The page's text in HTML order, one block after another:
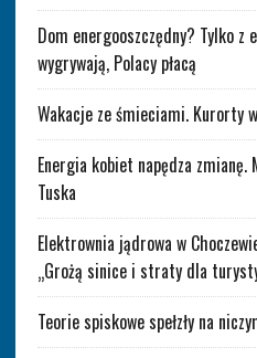
Dom energooszczędny? Tylko z
wygrywają, Polacy płacą
Wakacje ze śmieciami. Kurorty
Energia kobiet napędza
Tuska
Elektrownia jądrowa w
„Grożą sinice i straty dla
Teorie spiskowe spełzły na